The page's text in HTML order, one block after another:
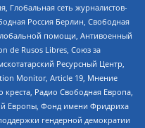
Глобальная сеть журналистов-
Россия Берлин, Свободная
помощи, Антивоенный
de Rusos Libres, Союз за
Ресурсный Центр,
Monitor, Article 19, Мнение
Радио Свободная Европа,
Европы, Фонд имени Фридриха
гендерной демократии